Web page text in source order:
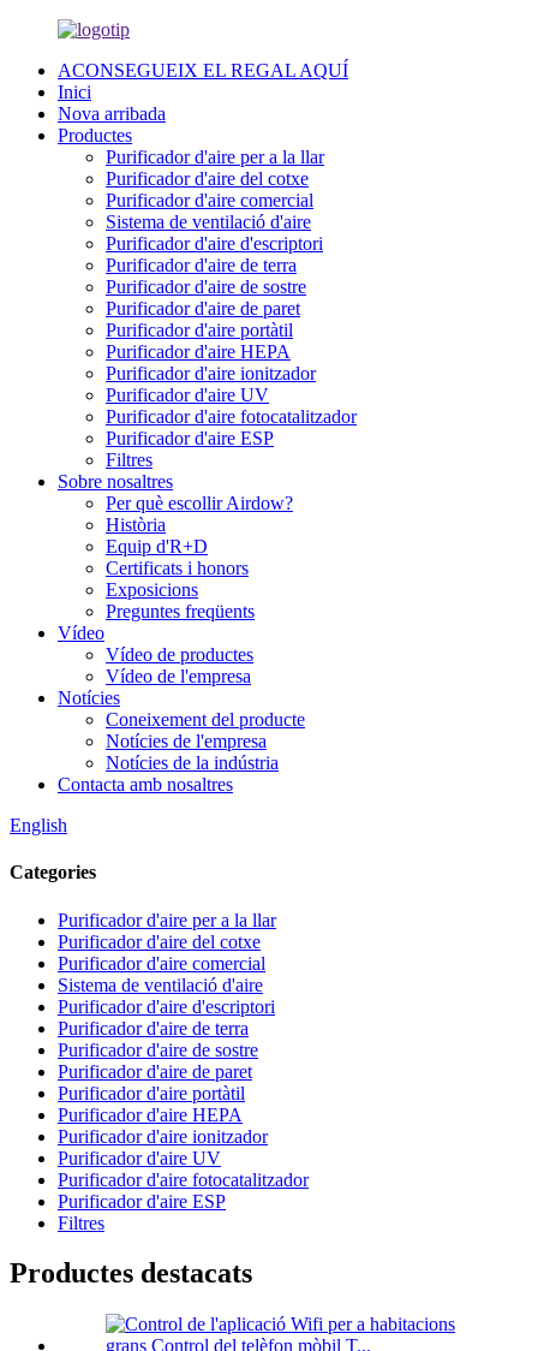
ACONSEGUEIX EL REGAL AQUÍ
Inici
Nova arribada
Productes
Purificador d'aire per a la llar
Purificador d'aire del cotxe
Purificador d'aire comercial
Sistema de ventilació d'aire
Purificador d'aire d'escriptori
Purificador d'aire de terra
Purificador d'aire de sostre
Purificador d'aire de paret
Purificador d'aire portàtil
Purificador d'aire HEPA
Purificador d'aire ionitzador
Purificador d'aire UV
Purificador d'aire fotocatalitzador
Purificador d'aire ESP
Filtres
Sobre nosaltres
Per què escollir Airdow?
Història
Equip d'R+D
Certificats i honors
Exposicions
Preguntes freqüents
Vídeo
Vídeo de productes
Vídeo de l'empresa
Notícies
Coneixement del producte
Notícies de l'empresa
Notícies de la indústria
Contacta amb nosaltres
English
Categories
Purificador d'aire per a la llar
Purificador d'aire del cotxe
Purificador d'aire comercial
Sistema de ventilació d'aire
Purificador d'aire d'escriptori
Purificador d'aire de terra
Purificador d'aire de sostre
Purificador d'aire de paret
Purificador d'aire portàtil
Purificador d'aire HEPA
Purificador d'aire ionitzador
Purificador d'aire UV
Purificador d'aire fotocatalitzador
Purificador d'aire ESP
Filtres
Productes destacats